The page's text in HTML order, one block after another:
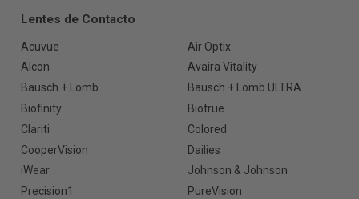
Lentes de Contacto
Acuvue
Air Optix
Alcon
Avaira Vitality
Bausch + Lomb
Bausch + Lomb ULTRA
Biofinity
Biotrue
Clariti
Colored
CooperVision
Dailies
iWear
Johnson & Johnson
Precision1
PureVision